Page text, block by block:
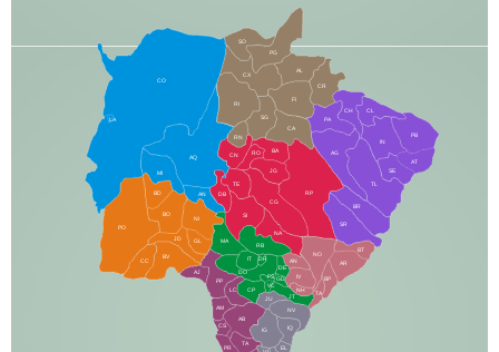
CO
AQ
MI
AN
CX
RI
AL
CR
FI
SG
BA
CA
PA
CH CL
PB
SE
TL
AG
BR
SR
BT
AR
RP
RO
JG
CG
SI
NA
TA
NH
JT
RB
MA
IT
DR
DO
CP
JU
NV
IQ
EL
BD
BO
NI
JD
PO
BV
CC
PP
AJ
LC
AM
AB
DB
TE
CS
PR
TA
IG
IN
NO
BP
RN
CN
GL
AN
IV
FS
VC
GD
DE
AT
PG
SO
LA